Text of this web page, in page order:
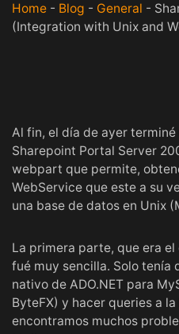
Home - Blog - General -
(Integration with Unix and
Al fin, el día de ayer
Sharepoint Portal Server
webpart que permite,
WebService que este a su
una base de datos en Unix
La primera parte, que era
fué muy sencilla. Solo tenía
nativo de ADO.NET para
ByteFX) y hacer queries a
encontramos muchos